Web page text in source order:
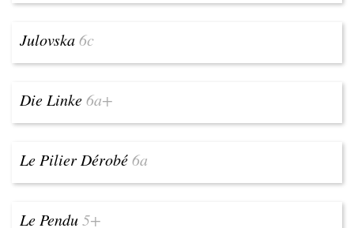
Julovska6c
Die Linke6a+
Le Pilier Dérobé6a
Le Pendu5+